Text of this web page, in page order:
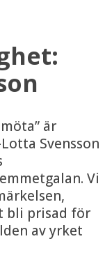
är
Svensson
Vi
bli prisad för
av yrket